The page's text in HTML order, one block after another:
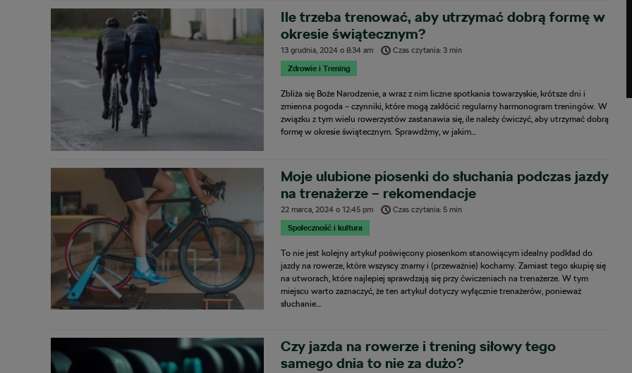
Ile trzeba trenować, aby utrzymać dobrą formę w
okresie świątecznym?
13 grudnia, 2024 o8:34 am
Czas czytania: 3 min
Zdrowie i Trening
Zbliża się Boże Narodzenie, a wraz z nim liczne spotkania towarzyskie, krótsze dni i
zmienna pogoda – czynniki, które mogą zakłócić regularny harmonogram treningów. W
związku z tym wielu rowerzystów zastanawia się, ile należy ćwiczyć, aby utrzymać dobrą
formę w okresie świątecznym. Sprawdźmy, w jakim…
Moje ulubione piosenki do słuchania podczas jazdy
na trenażerze – rekomendacje
22 marca, 2024 o12:45 pm
Czas czytania: 5 min
Społeczność i kultura
To nie jest kolejny artykuł poświęcony piosenkom stanowiącym idealny podkład do
jazdy na rowerze, które wszyscy znamy i (przeważnie) kochamy. Zamiast tego skupię się
na utworach, które najlepiej sprawdzają się przy ćwiczeniach na trenażerze. W tym
miejscu warto zaznaczyć, że ten artykuł dotyczy wyłącznie trenażerów, ponieważ
słuchanie…
Czy jazda na rowerze i trening siłowy tego
samego dnia to nie za dużo?